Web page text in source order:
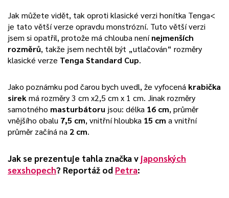
Jak můžete vidět, tak oproti klasické verzi honítka Tenga<
je tato větší verze opravdu monstrózní. Tuto větší verzi
jsem si opatřil, protože má chlouba nenínejmenších
rozměrů, takže jsem nechtěl být „utlačován“ rozměry
klasické verze Tenga Standard Cup.
Jako poznámku pod čarou bych uvedl, že vyfocená krabička
sirek má rozměry 3 cm x2,5 cm x 1 cm. Jinak rozměry
samotného masturbátoru jsou: délka 16 cm, průměr
vnějšího obalu 7,5 cm, vnitřní hloubka 15 cm a vnitřní
průměr začíná na 2 cm.
Jak se prezentuje tahla značka v japonských
sexshopech? Reportáž od Petra: